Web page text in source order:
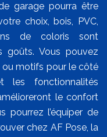
garage pourra être
choix, bois, PVC,
de coloris sont
goûts. Vous pouvez
ou motifs pour le côté
les fonctionnalités
le confort
pourrez l’équiper de
chez AF Pose, la